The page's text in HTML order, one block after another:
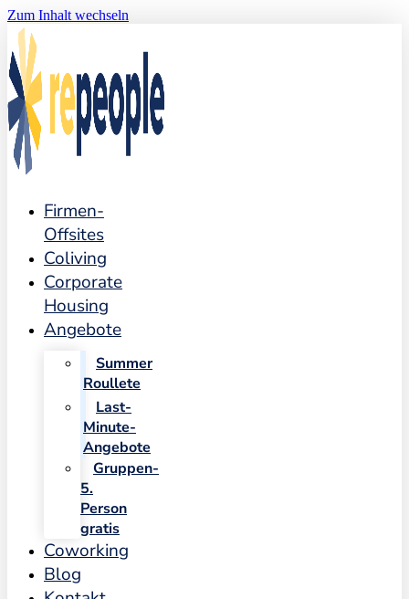
Zum Inhalt wechseln
Firmen-
Offsites
Coliving
Corporate
Housing
Angebote
Summer
Roullete
Last-
Minute-
Angebote
Gruppen-
5.
Person
gratis
Coworking
Blog